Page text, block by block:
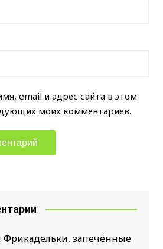
email и адрес сайта в этом
моих комментариев.
Фрикадельки, запечённые